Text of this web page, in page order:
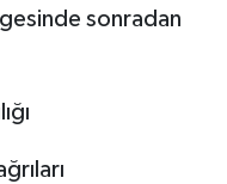
sonradan